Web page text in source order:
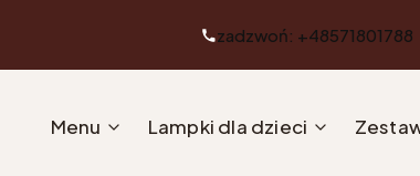
zadzwoń: +48571801788
Menu Lampki dla dzieci